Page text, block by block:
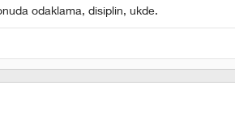
odaklama, disiplin, ukde.